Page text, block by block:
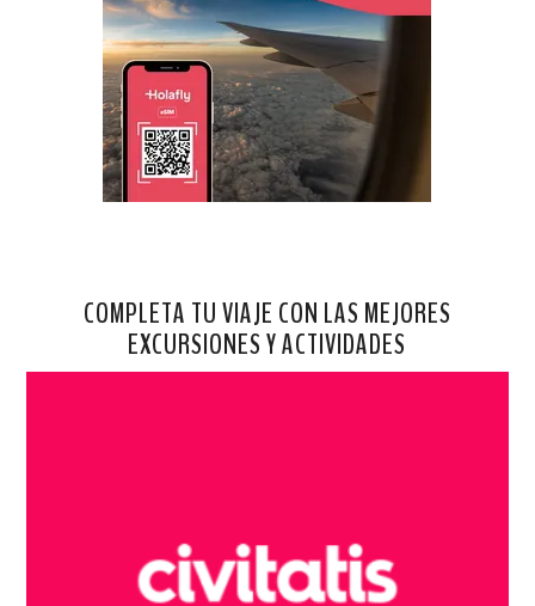
COMPLETA TU VIAJE CON LAS MEJORES
EXCURSIONES Y ACTIVIDADES